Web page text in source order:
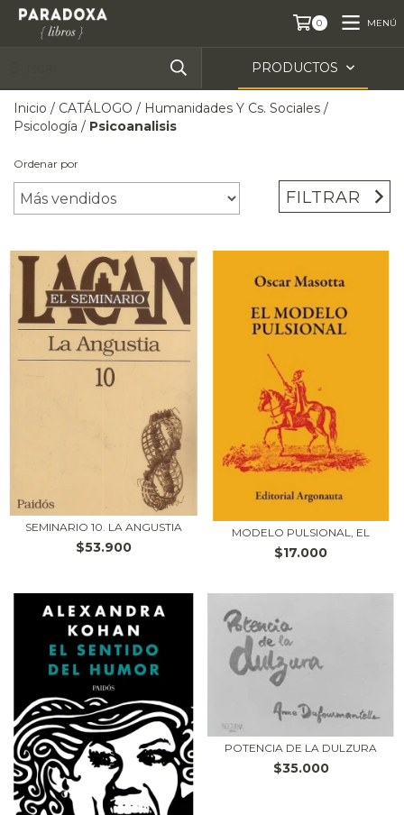
0 MENÚ
PRODUCTOS
Inicio / CATÁLOGO / Humanidades Y Cs. Sociales /
Psicología / Psicoanalisis
Ordenar por
FILTRAR
SEMINARIO 10. LA ANGUSTIA
$53.900
MODELO PULSIONAL, EL
$17.000
POTENCIA DE LA DULZURA
$35.000